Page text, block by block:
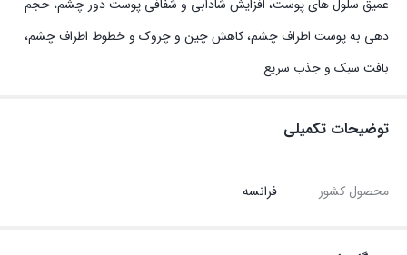
عمیق سلول های پوست، افزایش شادابی و شفافی پوست دور چشم، حجم
دهی به پوست اطراف چشم، کاهش چین و چروک و خطوط اطراف چشم،
بافت سبک و جذب سریع
توضیحات تکمیلی
محصول کشور فرانسه